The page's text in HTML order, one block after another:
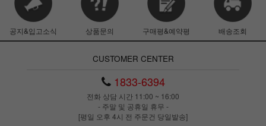
공지&입고소식 상품문의 구매평&예약평 배송조회
CUSTOMER CENTER
1833-6394
전화 상담 시간 11:00 ~ 16:00
- 주말 및 공휴일 휴무 -
[평일 오후 4시 전 주문건 당일발송]